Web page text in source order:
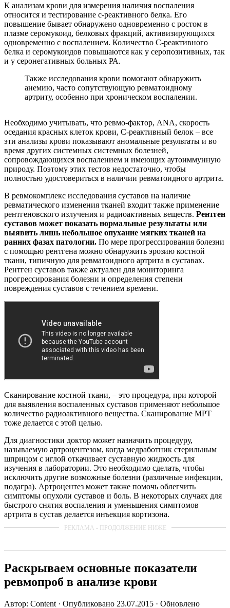
К анализам крови для измерения наличия воспаления
относится и тестирование с-реактивного белка. Его
повышение бывает обнаружено одновременно с ростом в
плазме серомукоид, белковых фракций, активизирующихся
одновременно с воспалением. Количество С-реактивного
белка и серомукоидов повышаются как у серопозитивных, так
и у серонегативных больных РА.
Также исследования крови помогают обнаружить
анемию, часто сопутствующую ревматоидному
артриту, особенно при хроническом воспалении.
Необходимо учитывать, что ревмо-фактор, ANA, скорость
оседания красных клеток крови, С-реактивный белок – все
эти анализы крови показывают аномальные результаты и во
время других системных системных болезней,
сопровождающихся воспалением и имеющих аутоиммунную
природу. Поэтому этих тестов недостаточно, чтобы
полностью удостовериться в наличии ревматоидного артрита.
В ревмокомплекс исследования суставов на наличие
ревматического изменения тканей входит также применение
рентгеновского излучения и радиоактивных веществ. Рентген
суставов может показать нормальные результаты или
выявить лишь небольшое опухание мягких тканей на
ранних фазах патологии. По мере прогрессирования болезни
с помощью рентгена можно обнаружить эрозию костной
ткани, типичную для ревматоидного артрита в суставах.
Рентген суставов также актуален для мониторинга
прогрессирования болезни и определения степени
повреждения суставов с течением времени.
Сканирование костной ткани, – это процедура, при которой
для выявления воспаленных суставов применяют небольшое
количество радиоактивного вещества. Сканирование МРТ
тоже делается с этой целью.
Для диагностики доктор может назначить процедуру,
называемую артроцентезом, когда медработник стерильным
шприцом с иглой откачивает суставную жидкость для
изучения в лаборатории. Это необходимо сделать, чтобы
исключить другие возможные болезни (различные инфекции,
подагра). Артроцентез может также помочь облегчить
симптомы опухоли суставов и боль. В некоторых случаях для
быстрого снятия воспаления и уменьшения симптомов
артрита в сустав делается инъекция кортизона.
Раскрываем основные показатели
ревмопроб в анализе крови
Автор: Content · Опубликовано 23.07.2015 · Обновлено